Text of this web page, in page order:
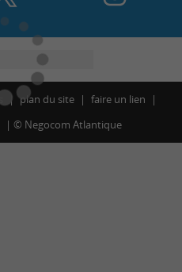
plan du site
faire un lien
© Negocom Atlantique